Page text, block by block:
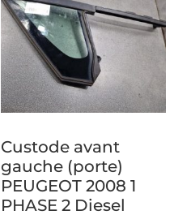
Custode avant
gauche (porte)
PEUGEOT 2008 1
PHASE 2 Diesel